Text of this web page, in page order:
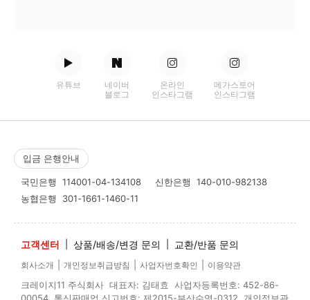
유튜브
네이버
블로그
온라인
인스타그램
메가스토어
인스타그램
입금 은행안내
국민은행 114001-04-134108 신한은행 140-010-982138
농협은행 301-1661-1460-11
고객센터 상품/배송/변경 문의 교환/반품 문의
회사소개 개인정보취급방침 사업자번호확인 이용약관
크레이지11 주식회사 대표자: 김태효 사업자등록번호: 452-86-